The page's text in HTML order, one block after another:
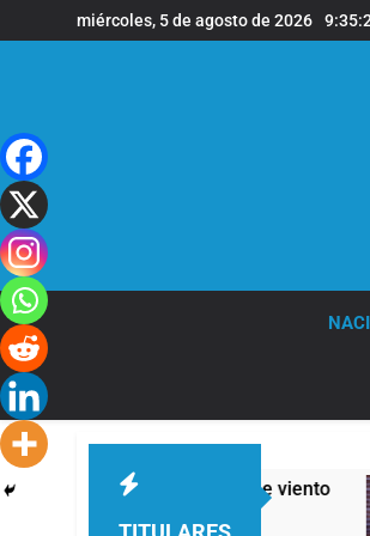
al
miércoles, 5 de agosto de 2026
ráfagas de viento
2